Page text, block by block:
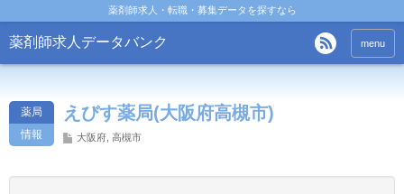
薬剤師求人・転職・募集データを探すなら
薬剤師求人データバンク menu
薬局
情報
えびす薬局(大阪府高槻市)
大阪府 高槻市